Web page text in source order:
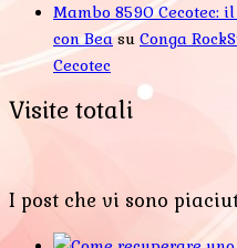
Mambo 8590 Cecotec:
con Beasu Conga
Cecotec
Visite totali
I post che vi sono